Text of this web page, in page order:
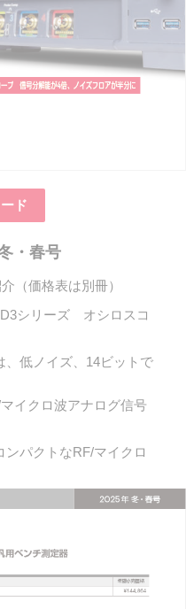
ド
・春号
（価格表は別冊）
シリーズ オシロスコ
、低ノイズ、14ビットで
イクロ波アナログ信号
パクトなRF/マイクロ